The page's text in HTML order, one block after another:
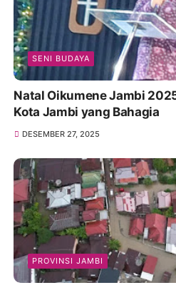
SENI BUDAYA
Natal Oikumene Jambi
Kota Jambi yang Bahagia
DESEMBER 27, 2025
PROVINSI JAMBI